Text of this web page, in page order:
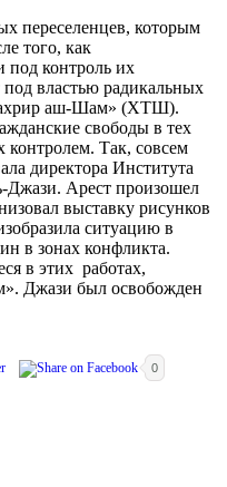
переселенцев, которым
того, как
под контроль их
властью радикальных
аш-Шам» (ХТШ).
свободы в тех
контролем. Так, совсем
директора Института
Джази. Арест произошел
выставку рисунков
ситуацию в
в зонах конфликта.
в этих работах,
Джази был освобожден
0